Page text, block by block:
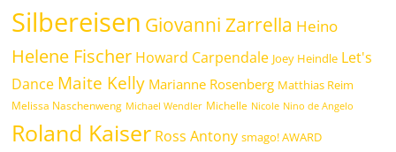
Silbereisen Giovanni Zarrella Heino
Helene Fischer Howard Carpendale Joey Heindle Let's
Dance Maite Kelly Marianne Rosenberg Matthias Reim
Melissa Naschenweng Michael Wendler Michelle Nicole Nino de Angelo
Roland Kaiser Ross Antony smago! AWARD